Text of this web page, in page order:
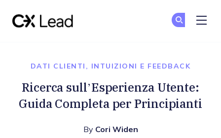
DATI CLIENTI, INTUIZIONI E FEEDBACK
Ricerca sull’Esperienza Utente:
Guida Completa per Principianti
By Cori Widen